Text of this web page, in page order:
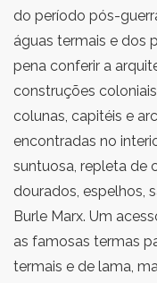
do período pós-
águas termais e dos
pena conferir a
construções
colunas, capitéis e
encontradas no
suntuosa, repleta de
dourados, espelhos,
Burle Marx. Um
as famosas termas
termais e de lama,